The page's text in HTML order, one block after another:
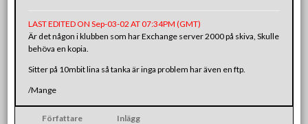
LAST EDITED ON Sep-03-02 AT 07:34PM (GMT)
Är det någon i klubben som har Exchange server 2000 på skiva, Skulle
behöva en kopia.
Sitter på 10mbit lina så tanka är inga problem har även en ftp.
/Mange
Författare Inlägg